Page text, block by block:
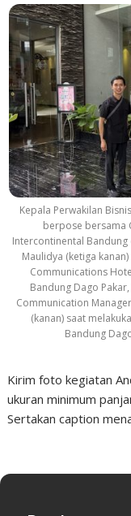
Kepala Perwakilan
berpose bersama
Intercontinental
Maulidya (ketiga
Communications
Bandung Dago
Communication
(kanan) saat
Bandung
Kirim foto kegiatan
ukuran minimum
Sertakan caption